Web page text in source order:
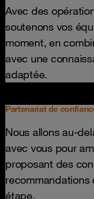
Avec des
soutenons vos
moment, en
avec une
adaptée.
Partenariat de
Nous allons au-
avec vous pour
proposant des
étape.